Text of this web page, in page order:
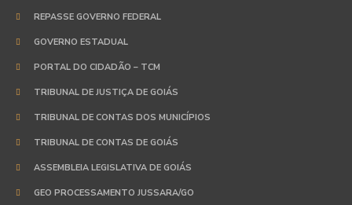
REPASSE GOVERNO FEDERAL
GOVERNO ESTADUAL
PORTAL DO CIDADÃO – TCM
TRIBUNAL DE JUSTIÇA DE GOIÁS
TRIBUNAL DE CONTAS DOS MUNICÍPIOS
TRIBUNAL DE CONTAS DE GOIÁS
ASSEMBLEIA LEGISLATIVA DE GOIÁS
GEO PROCESSAMENTO JUSSARA/GO